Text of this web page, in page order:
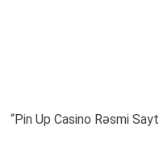
“Pin Up Casino Rəsmi